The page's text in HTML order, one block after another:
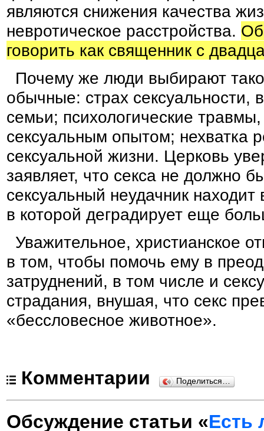
являются снижения качества
невротическое расстройства. Об
говорить как священник с
Почему же люди выбирают
обычные: страх сексуальности,
семьи; психологические
сексуальным опытом; нехватка
сексуальной жизни. Церковь
заявляет, что секса не должно
сексуальный неудачник
в которой деградирует еще
Уважительное, христианское
в том, чтобы помочь ему в
затруднений, в том числе и
страдания, внушая, что секс
«бессловесное животное».
Комментарии Поделиться…
Обсуждение статьи «Есть